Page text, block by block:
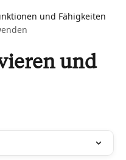
und Fähigkeiten
und